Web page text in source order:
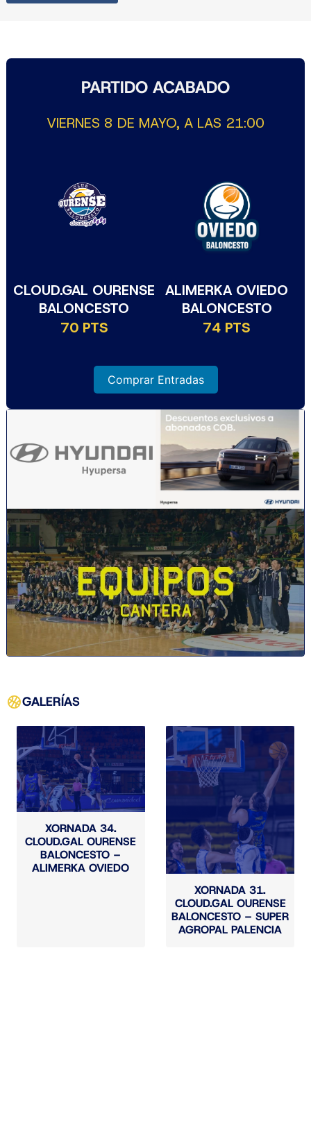
PARTIDO ACABADO
VIERNES 8 DE MAYO, A LAS 21:00
CLOUD.GAL OURENSE
BALONCESTO
70 PTS
ALIMERKA OVIEDO
BALONCESTO
74 PTS
Comprar Entradas
GALERÍAS
XORNADA 34.
CLOUD.GAL OURENSE
BALONCESTO –
ALIMERKA OVIEDO
XORNADA 31.
CLOUD.GAL OURENSE
BALONCESTO – SUPER
AGROPAL PALENCIA